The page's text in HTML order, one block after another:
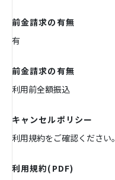
前金請求の有無
有
前金請求の有無
利用前全額振込
キャンセルポリシー
利用規約をご確認ください。
利用規約(PDF)